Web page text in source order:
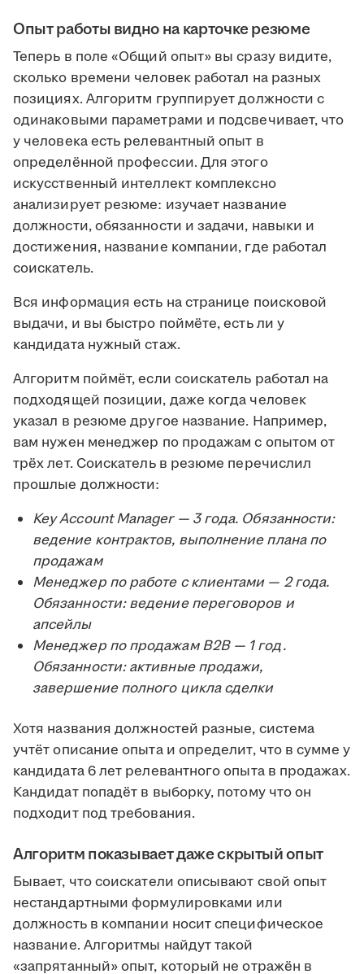
Опыт работы видно на карточке резюме
Теперь в поле «Общий опыт» вы сразу видите,
сколько времени человек работал на разных
позициях. Алгоритм группирует должности с
одинаковыми параметрами и подсвечивает, что
у человека есть релевантный опыт в
определённой профессии. Для этого
искусственный интеллект комплексно
анализирует резюме: изучает название
должности, обязанности и задачи, навыки и
достижения, название компании, где работал
соискатель.
Вся информация есть на странице поисковой
выдачи, и вы быстро поймёте, есть ли у
кандидата нужный стаж.
Алгоритм поймёт, если соискатель работал на
подходящей позиции, даже когда человек
указал в резюме другое название. Например,
вам нужен менеджер по продажам с опытом от
трёх лет. Соискатель в резюме перечислил
прошлые должности:
Key Account Manager — 3 года. Обязанности:
ведение контрактов, выполнение плана по
продажам
Менеджер по работе с клиентами — 2 года.
Обязанности: ведение переговоров и
апсейлы
Менеджер по продажам B2B — 1 год.
Обязанности: активные продажи,
завершение полного цикла сделки
Хотя названия должностей разные, система
учтёт описание опыта и определит, что в сумме у
кандидата 6 лет релевантного опыта в продажах.
Кандидат попадёт в выборку, потому что он
подходит под требования.
Алгоритм показывает даже скрытый опыт
Бывает, что соискатели описывают свой опыт
нестандартными формулировками или
должность в компании носит специфическое
название. Алгоритмы найдут такой
«запрятанный» опыт, который не отражён в